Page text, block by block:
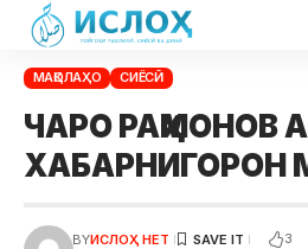
МАҚОЛАҲО СИЁСӢ
ЧАРО РАҲМОНОВ
ХАБАРНИГОРОН
BYИСЛОҲ НЕТ 3